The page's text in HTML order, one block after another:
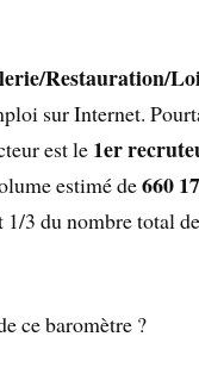
Restauration/
sur Internet.
est le 1er
estimé de660
1/3 du nombre total
ce baromètre ?